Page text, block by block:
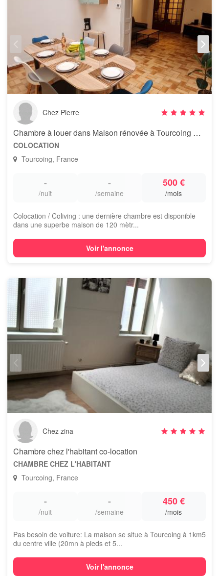
Chez Pierre
Chambre à louer dans Maison rénovée à Tourcoing Centre
COLOCATION
Tourcoing, France
-
/nuit
-
/semaine
500 €
/mois
Colocation / Coliving : une dernière chambre est disponible
dans une superbe maison de 120 mètr...
Voir l'annonce
Chez zina
Chambre chez l'habitant co-location
CHAMBRE CHEZ L'HABITANT
Tourcoing, France
-
/nuit
-
/semaine
450 €
/mois
Pas besoin de voiture: La maison se situe à Tourcoing à 1km5
du centre ville (20mn à pieds et 5...
Voir l'annonce